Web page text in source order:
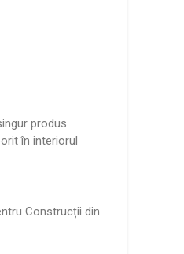
produs.
în interiorul
Construcții din